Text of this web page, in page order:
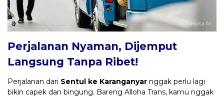
Perjalanan Nyaman, Dijemput
Langsung Tanpa Ribet!
Perjalanan dari Sentul ke Karanganyar nggak perlu lagi
bikin capek dan bingung. Bareng Alloha Trans, kamu nggak